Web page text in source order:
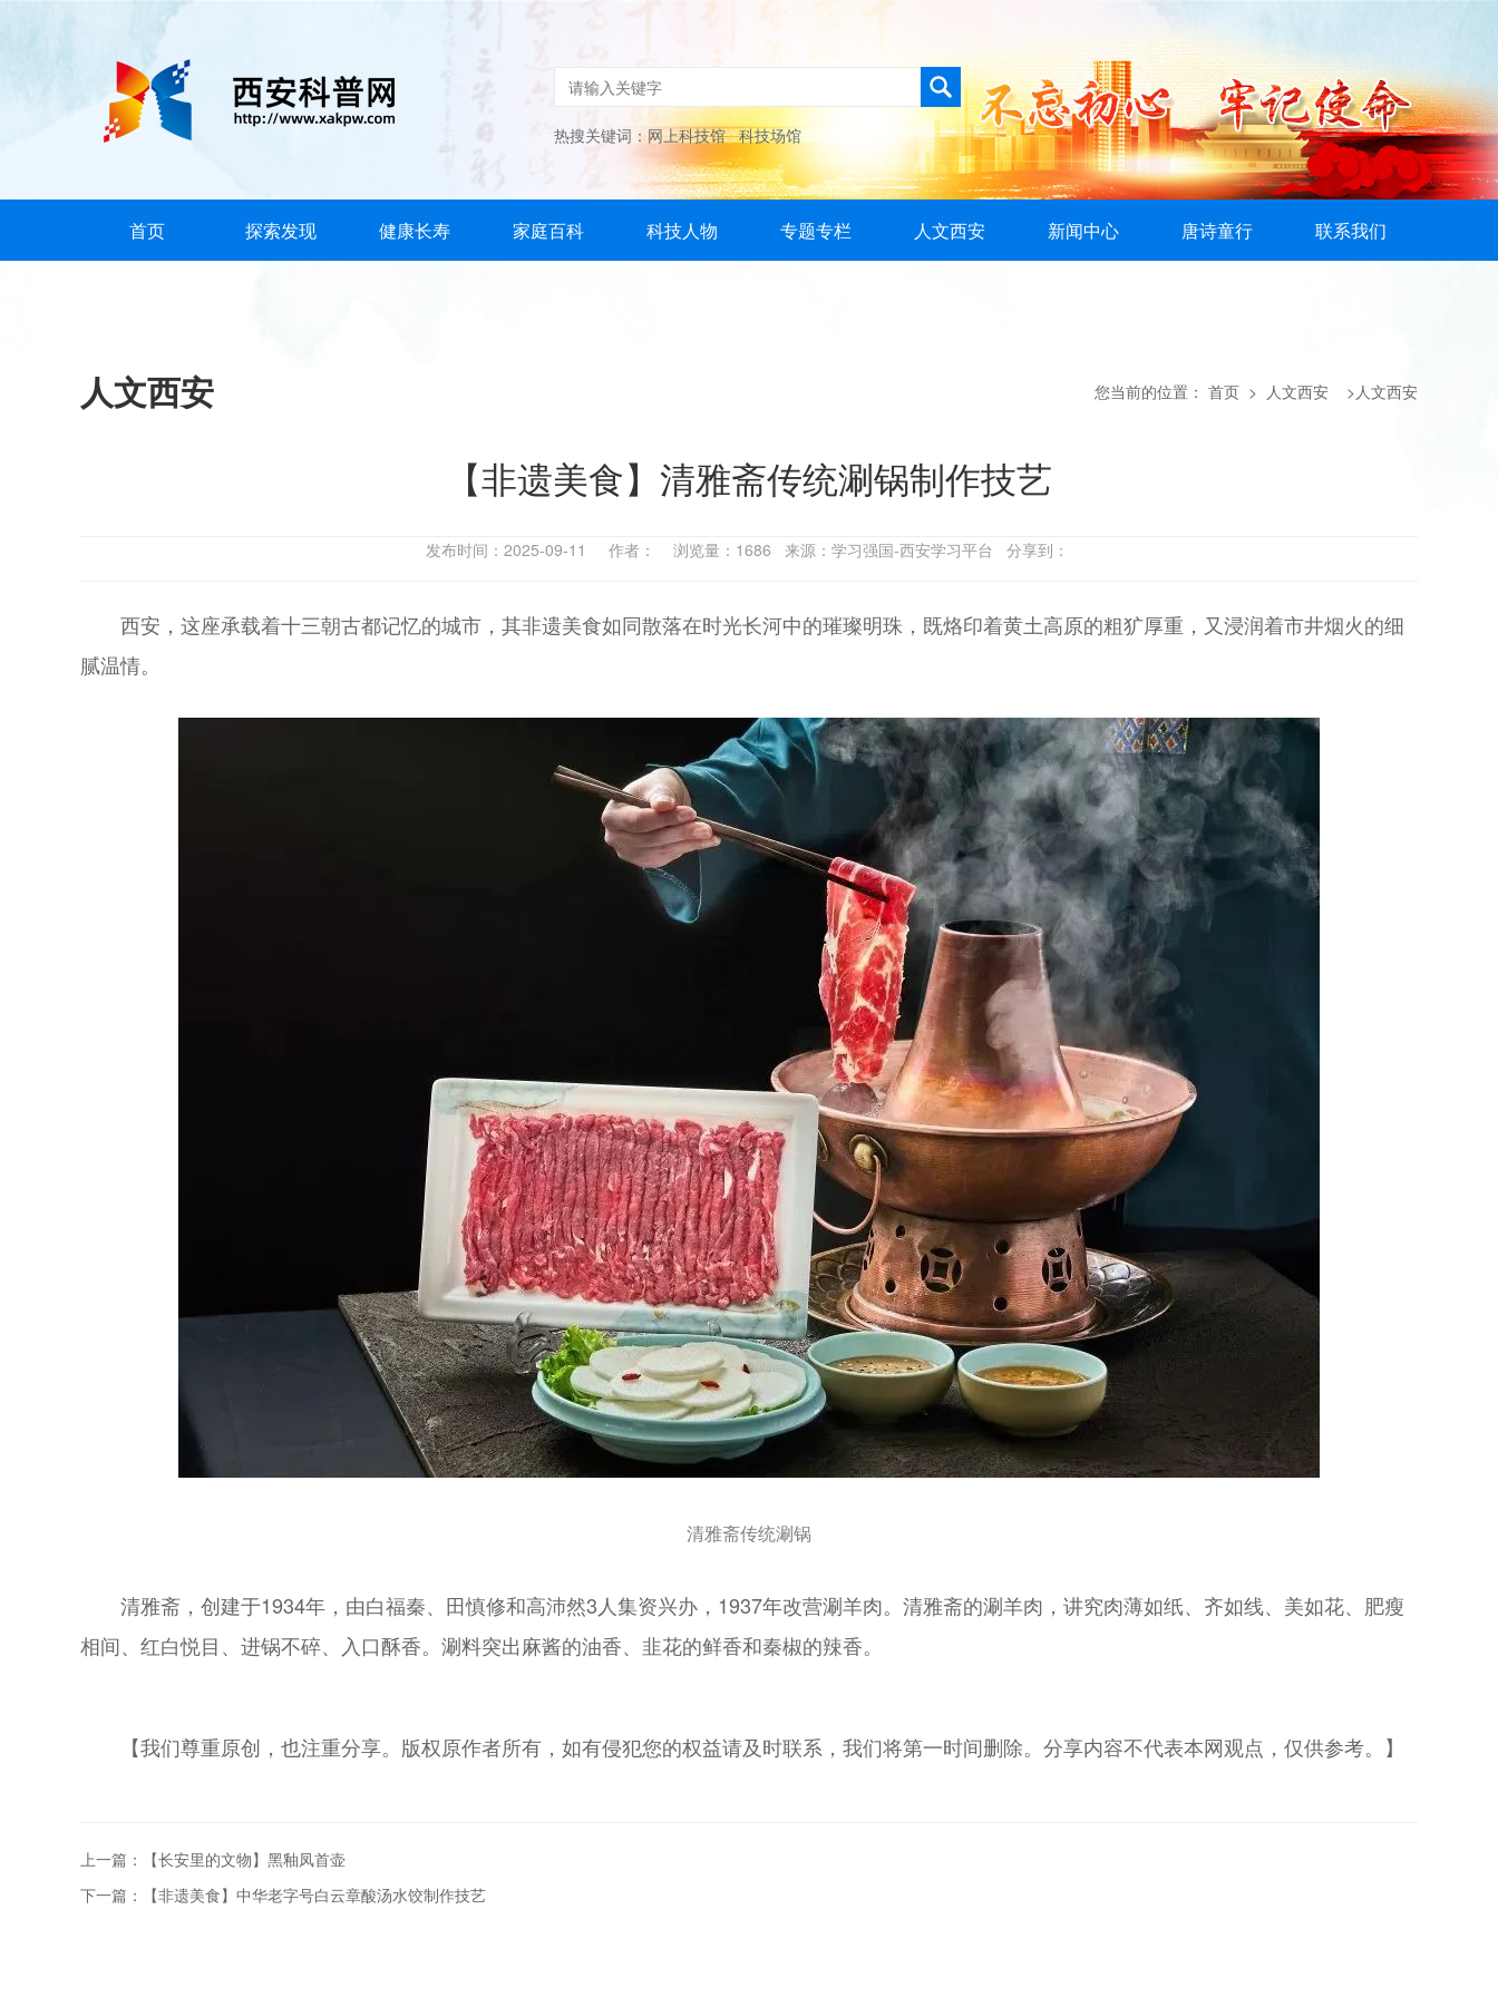
热搜关键词： 网上科技馆 科技场馆
首页 探索发现 健康长寿 家庭百科 科技人物 专题专栏 人文西安 新闻中心 唐诗童行 联系我们
人文西安 您当前的位置： 首页 > 人文西安 >人文西安
【非遗美食】清雅斋传统涮锅制作技艺
发布时间：2025-09-11 作者： 浏览量：1686 来源：学习强国-西安学习平台 分享到：
西安，这座承载着十三朝古都记忆的城市，其非遗美食如同散落在时光长河中的璀璨明珠，既烙印着黄土高原的粗犷厚重，又浸润着市井烟火的细
腻温情。
清雅斋传统涮锅
清雅斋，创建于1934年，由白福秦、田慎修和高沛然3人集资兴办，1937年改营涮羊肉。清雅斋的涮羊肉，讲究肉薄如纸、齐如线、美如花、肥瘦
相间、红白悦目、进锅不碎、入口酥香。涮料突出麻酱的油香、韭花的鲜香和秦椒的辣香。
【我们尊重原创，也注重分享。版权原作者所有，如有侵犯您的权益请及时联系，我们将第一时间删除。分享内容不代表本网观点，仅供参考。】
上一篇：【长安里的文物】黑釉凤首壶
下一篇：【非遗美食】中华老字号白云章酸汤水饺制作技艺